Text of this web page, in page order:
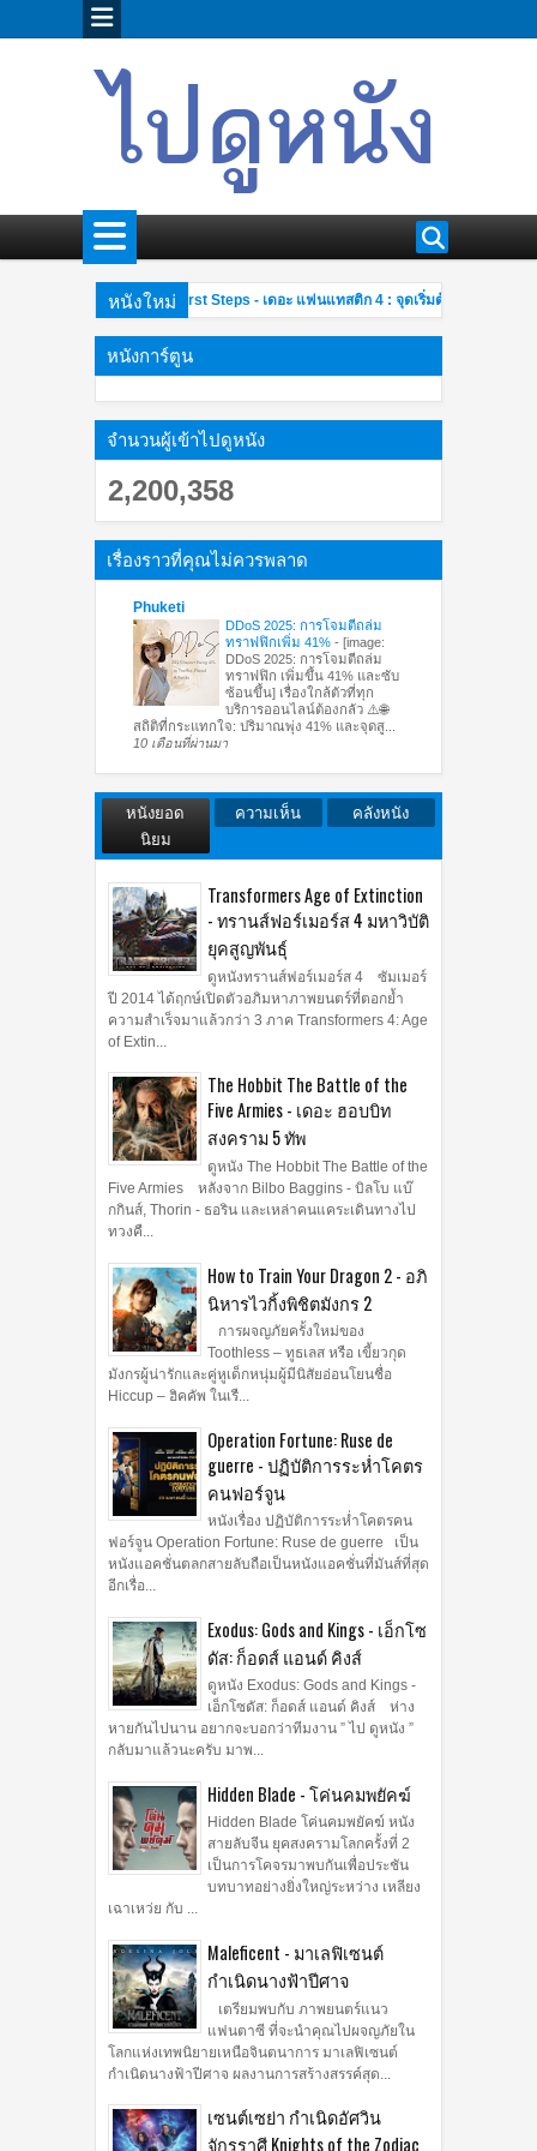
หนังใหม่
The Fantastic Four: First Steps - เดอะ แฟนแทสติก 4 : จุดเริ่มต้นปฐมบทใหม่
ยอดนักสืบจิ๋วโคนันเดอะมูฟวี่ 26 มฤตยูใต้น้ำทมิฬ Detective Conan The Movie
หนังการ์ตูน
จำนวนผู้เข้าไปดูหนัง
2,200,358
เรื่องราวที่คุณไม่ควรพลาด
Phuketi
DDoS 2025: การโจมตีถล่ม
ทราฟฟิกเพิ่ม 41% - [image:
DDoS 2025: การโจมตีถล่ม
ทราฟฟิก เพิ่มขึ้น 41% และซับ
ซ้อนขึ้น] เรื่องใกล้ตัวที่ทุก
บริการออนไลน์ต้องกลัว ⚠️🌐
สถิติที่กระแทกใจ: ปริมาณพุ่ง 41% และจุดสู...
10 เดือนที่ผ่านมา
หนังยอด
นิยม
ความเห็น คลังหนัง
Transformers Age of Extinction
- ทรานส์ฟอร์เมอร์ส 4 มหาวิบัติ
ยุคสูญพันธุ์
ดูหนังทรานส์ฟอร์เมอร์ส 4 ซัมเมอร์
ปี 2014 ได้ฤกษ์เปิดตัวอภิมหาภาพยนตร์ที่ตอกย้ำ
ความสำเร็จมาแล้วกว่า 3 ภาค Transformers 4: Age
of Extin...
The Hobbit The Battle of the
Five Armies - เดอะ ฮอบบิท
สงคราม 5 ทัพ
ดูหนัง The Hobbit The Battle of the
Five Armies หลังจาก Bilbo Baggins - บิลโบ แบ๊
กกินส์, Thorin - ธอริน และเหล่าคนแคระเดินทางไป
ทวงคื...
How to Train Your Dragon 2 - อภิ
นิหารไวกิ้งพิชิตมังกร 2
การผจญภัยครั้งใหม่ของ
Toothless – ทูธเลส หรือ เขี้ยวกุด
มังกรผู้น่ารักและคู่หูเด็กหนุ่มผู้มีนิสัยอ่อนโยนชื่อ
Hiccup – ฮิคคัพ ในเรื...
Operation Fortune: Ruse de
guerre - ปฏิบัติการระห่ำโคตร
คนฟอร์จูน
หนังเรื่อง ปฏิบัติการระห่ำโคตรคน
ฟอร์จูน Operation Fortune: Ruse de guerre เป็น
หนังแอคชั่นตลกสายลับถือเป็นหนังแอคชั่นที่มันส์ที่สุด
อีกเรื่อ...
Exodus: Gods and Kings - เอ็กโซ
ดัส: ก็อดส์ แอนด์ คิงส์
ดูหนัง Exodus: Gods and Kings -
เอ็กโซดัส: ก็อดส์ แอนด์ คิงส์ ห่าง
หายกันไปนาน อยากจะบอกว่าทีมงาน ” ไป ดูหนัง ”
กลับมาแล้วนะครับ มาพ...
Hidden Blade - โค่นคมพยัคฆ์
Hidden Blade โค่นคมพยัคฆ์ หนัง
สายลับจีน ยุคสงครามโลกครั้งที่ 2
เป็นการโคจรมาพบกันเพื่อประชัน
บทบาทอย่างยิ่งใหญ่ระหว่าง เหลียง
เฉาเหว่ย กับ ...
Maleficent - มาเลฟิเซนต์
กำเนิดนางฟ้าปีศาจ
เตรียมพบกับ ภาพยนตร์แนว
แฟนตาซี ที่จะนำคุณไปผจญภัยใน
โลกแห่งเทพนิยายเหนือจินตนาการ มาเลฟิเซนต์
กำเนิดนางฟ้าปีศาจ ผลงานการสร้างสรรค์สุด...
เซนต์เซย่า กำเนิดอัศวิน
จักรราศี Knights of the Zodiac